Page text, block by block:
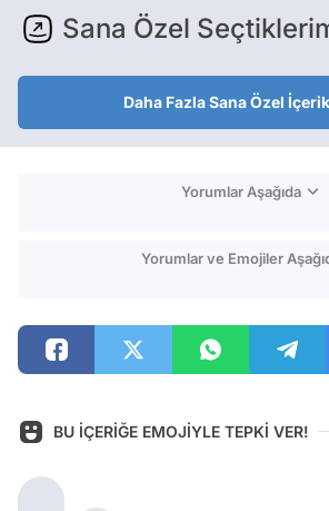
Sana Özel
Daha Fazla Sana Özel
Yorumlar Aşağıda
Yorumlar ve Emojiler
BU İÇERİĞE EMOJİYLE TEPKİ VER!